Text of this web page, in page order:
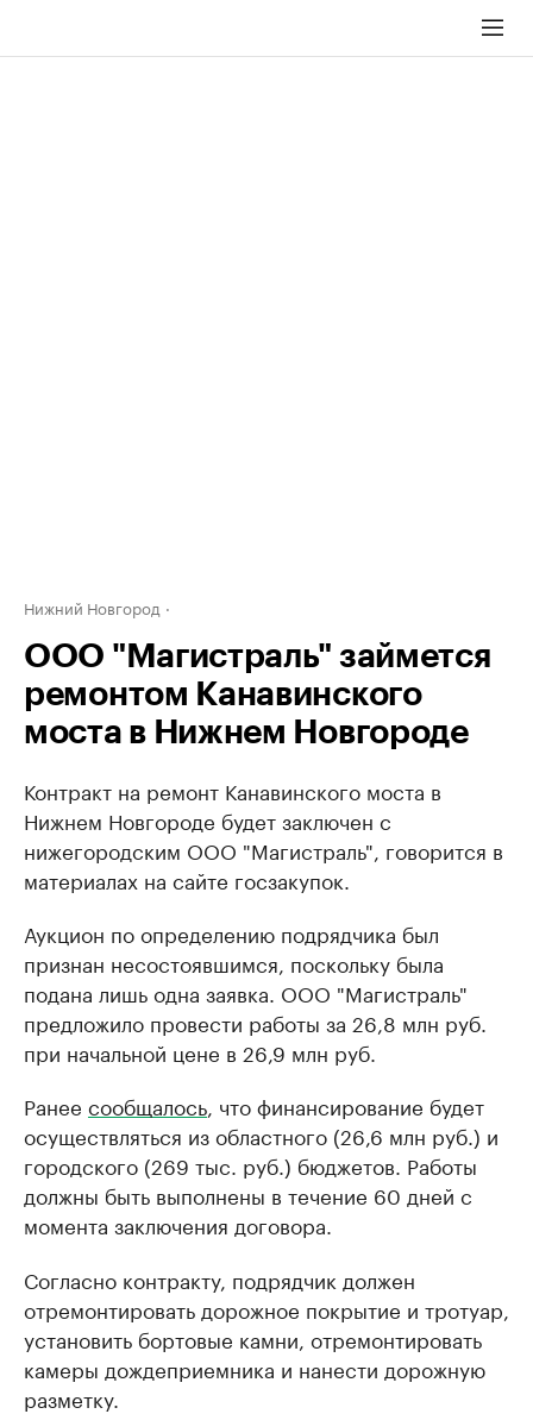
Нижний Новгород
ООО "Магистраль" займется
ремонтом Канавинского
моста в Нижнем Новгороде
Контракт на ремонт Канавинского моста в
Нижнем Новгороде будет заключен с
нижегородским ​ООО "Магистраль", говорится в
материалах на сайте госзакупок.
Аукцион по определению подрядчика был
признан несостоявшимся, поскольку была
подана лишь одна заявка. ООО "Магистраль"
предложило провести работы за 26,8 млн руб.
при начальной цене в 26,9 млн руб.
Ранее сообщалось , что финансирование будет
осуществляться из областного (26,6 млн руб.) и
городского (269 тыс. руб.) бюджетов. Работы
должны быть выполнены в течение 60 дней с
момента заключения договора.
Согласно контракту, подрядчик должен
отремонтировать дорожное покрытие и тротуар,
установить бортовые камни, отремонтировать
камеры дождеприемника и нанести дорожную
разметку.​